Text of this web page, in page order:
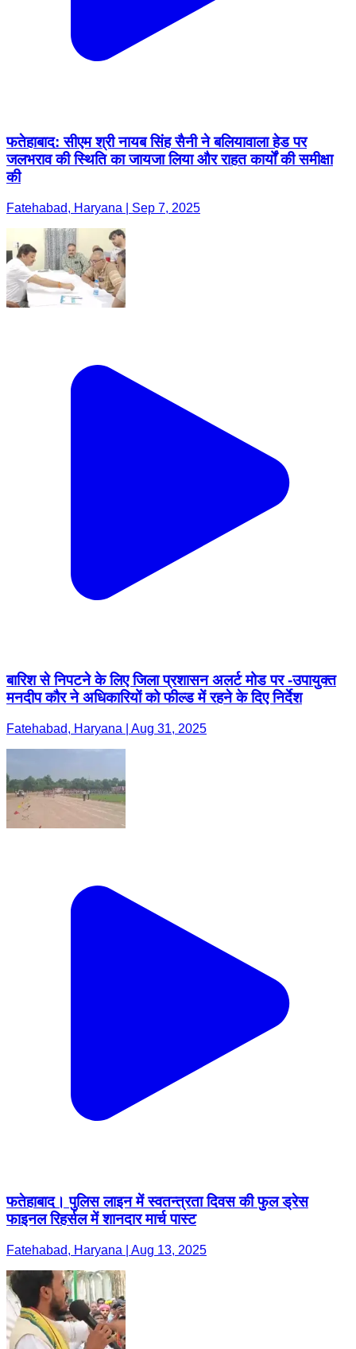
फतेहाबाद: सीएम श्री नायब सिंह सैनी ने बलियावाला हेड पर
जलभराव की स्थिति का जायजा लिया और राहत कार्यों की समीक्षा
की
Fatehabad, Haryana | Sep 7, 2025
बारिश से निपटने के लिए जिला प्रशासन अलर्ट मोड पर -उपायुक्त
मनदीप कौर ने अधिकारियों को फील्ड में रहने के दिए निर्देश
Fatehabad, Haryana | Aug 31, 2025
फतेहाबाद। पुलिस लाइन में स्वतन्त्रता दिवस की फुल ड्रेस
फाइनल रिहर्सल में शानदार मार्च पास्ट
Fatehabad, Haryana | Aug 13, 2025